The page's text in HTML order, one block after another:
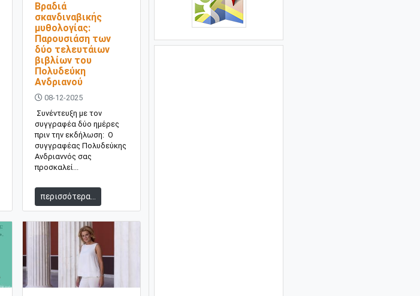
Βραδιά
σκανδιναβικής
μυθολογίας:
Παρουσιάση των
δύο τελευτάιων
βιβλίων του
Πολυδεύκη
Ανδριανού
08-12-2025
Συνέντευξη με τον
συγγραφέα δύο ημέρες
πριν την εκδήλωση: Ο
συγγραφέας Πολυδεύκης
Ανδριαννός σας
προσκαλεί...
περισσότερα...